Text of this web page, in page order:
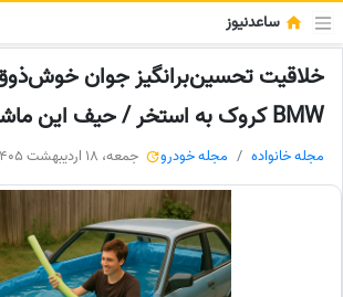
ساعدنیوز
خلاقیت تحسین‌برانگیز جوان
BMW کروک به استخر / حیف این ماشین نبود؟🤣
مجله خانواده مجله خودرو جمعه، 18 اردیبهشت 1405